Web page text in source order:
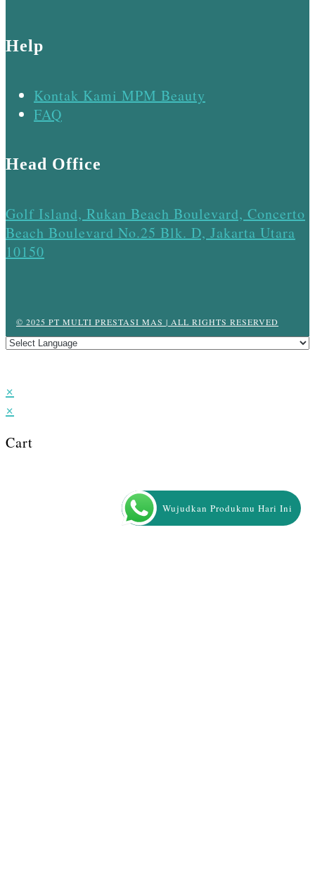
Help
Kontak Kami MPM Beauty
FAQ
Head Office
Golf Island, Rukan Beach Boulevard, Concerto
Beach Boulevard No.25 Blk. D, Jakarta Utara
10150
© 2025 PT MULTI PRESTASI MAS | ALL RIGHTS RESERVED
×
×
Cart
Wujudkan Produkmu Hari Ini